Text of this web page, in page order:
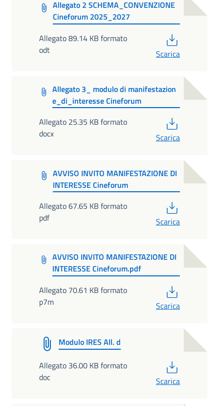
Allegato 2 SCHEMA_CONVENZIONE
Cineforum 2025_2027
Allegato 89.14 KB formato
odt
Scarica
Allegato 3_ modulo di manifestazion
e_di_interesse Cineforum
Allegato 25.35 KB formato
docx
Scarica
AVVISO INVITO MANIFESTAZIONE DI
INTERESSE Cineforum
Allegato 67.65 KB formato
pdf
Scarica
AVVISO INVITO MANIFESTAZIONE DI
INTERESSE Cineforum.pdf
Allegato 70.61 KB formato
p7m
Scarica
Modulo IRES All. d
Allegato 36.00 KB formato
doc
Scarica